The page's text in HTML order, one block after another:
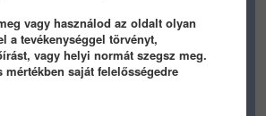
2 órája
vagy használod az oldalt olyan
a tevékenységgel törvényt,
vagy helyi normát szegsz meg.
saját felelősségedre